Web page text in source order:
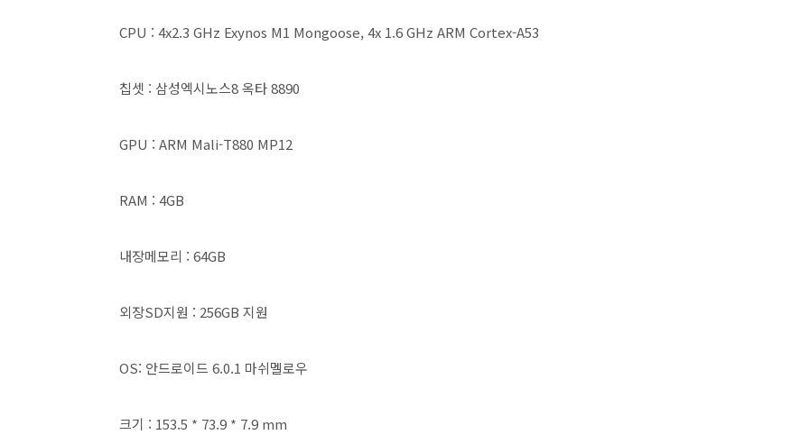
CPU : 4x2.3 GHz Exynos M1 Mongoose, 4x 1.6 GHz ARM Cortex-A53
칩셋 : 삼성엑시노스8 옥타 8890
GPU : ARM Mali-T880 MP12
RAM : 4GB
내장메모리 : 64GB
외장SD지원 : 256GB 지원
OS: 안드로이드 6.0.1 마쉬멜로우
크기 : 153.5 * 73.9 * 7.9 mm